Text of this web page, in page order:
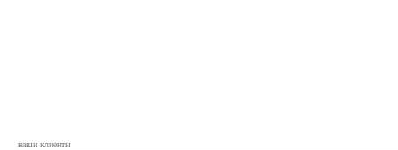
наши клиенты